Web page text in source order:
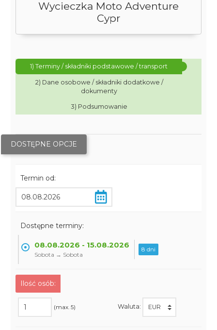
Wycieczka Moto Adventure
Cypr
1) Terminy / składniki podstawowe / transport
2) Dane osobowe / składniki dodatkowe /
dokumenty
3) Podsumowanie
DOSTĘPNE OPCJE
Termin od:
Dostępne terminy:
08.08.2026 - 15.08.2026
Sobota → Sobota
8 dni
Ilość osób:
(max. 5) Waluta: